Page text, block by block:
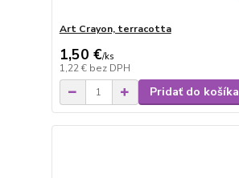
Art Crayon, terracotta
1,50 €/ks
1,22 € bez DPH
Pridať do košíka